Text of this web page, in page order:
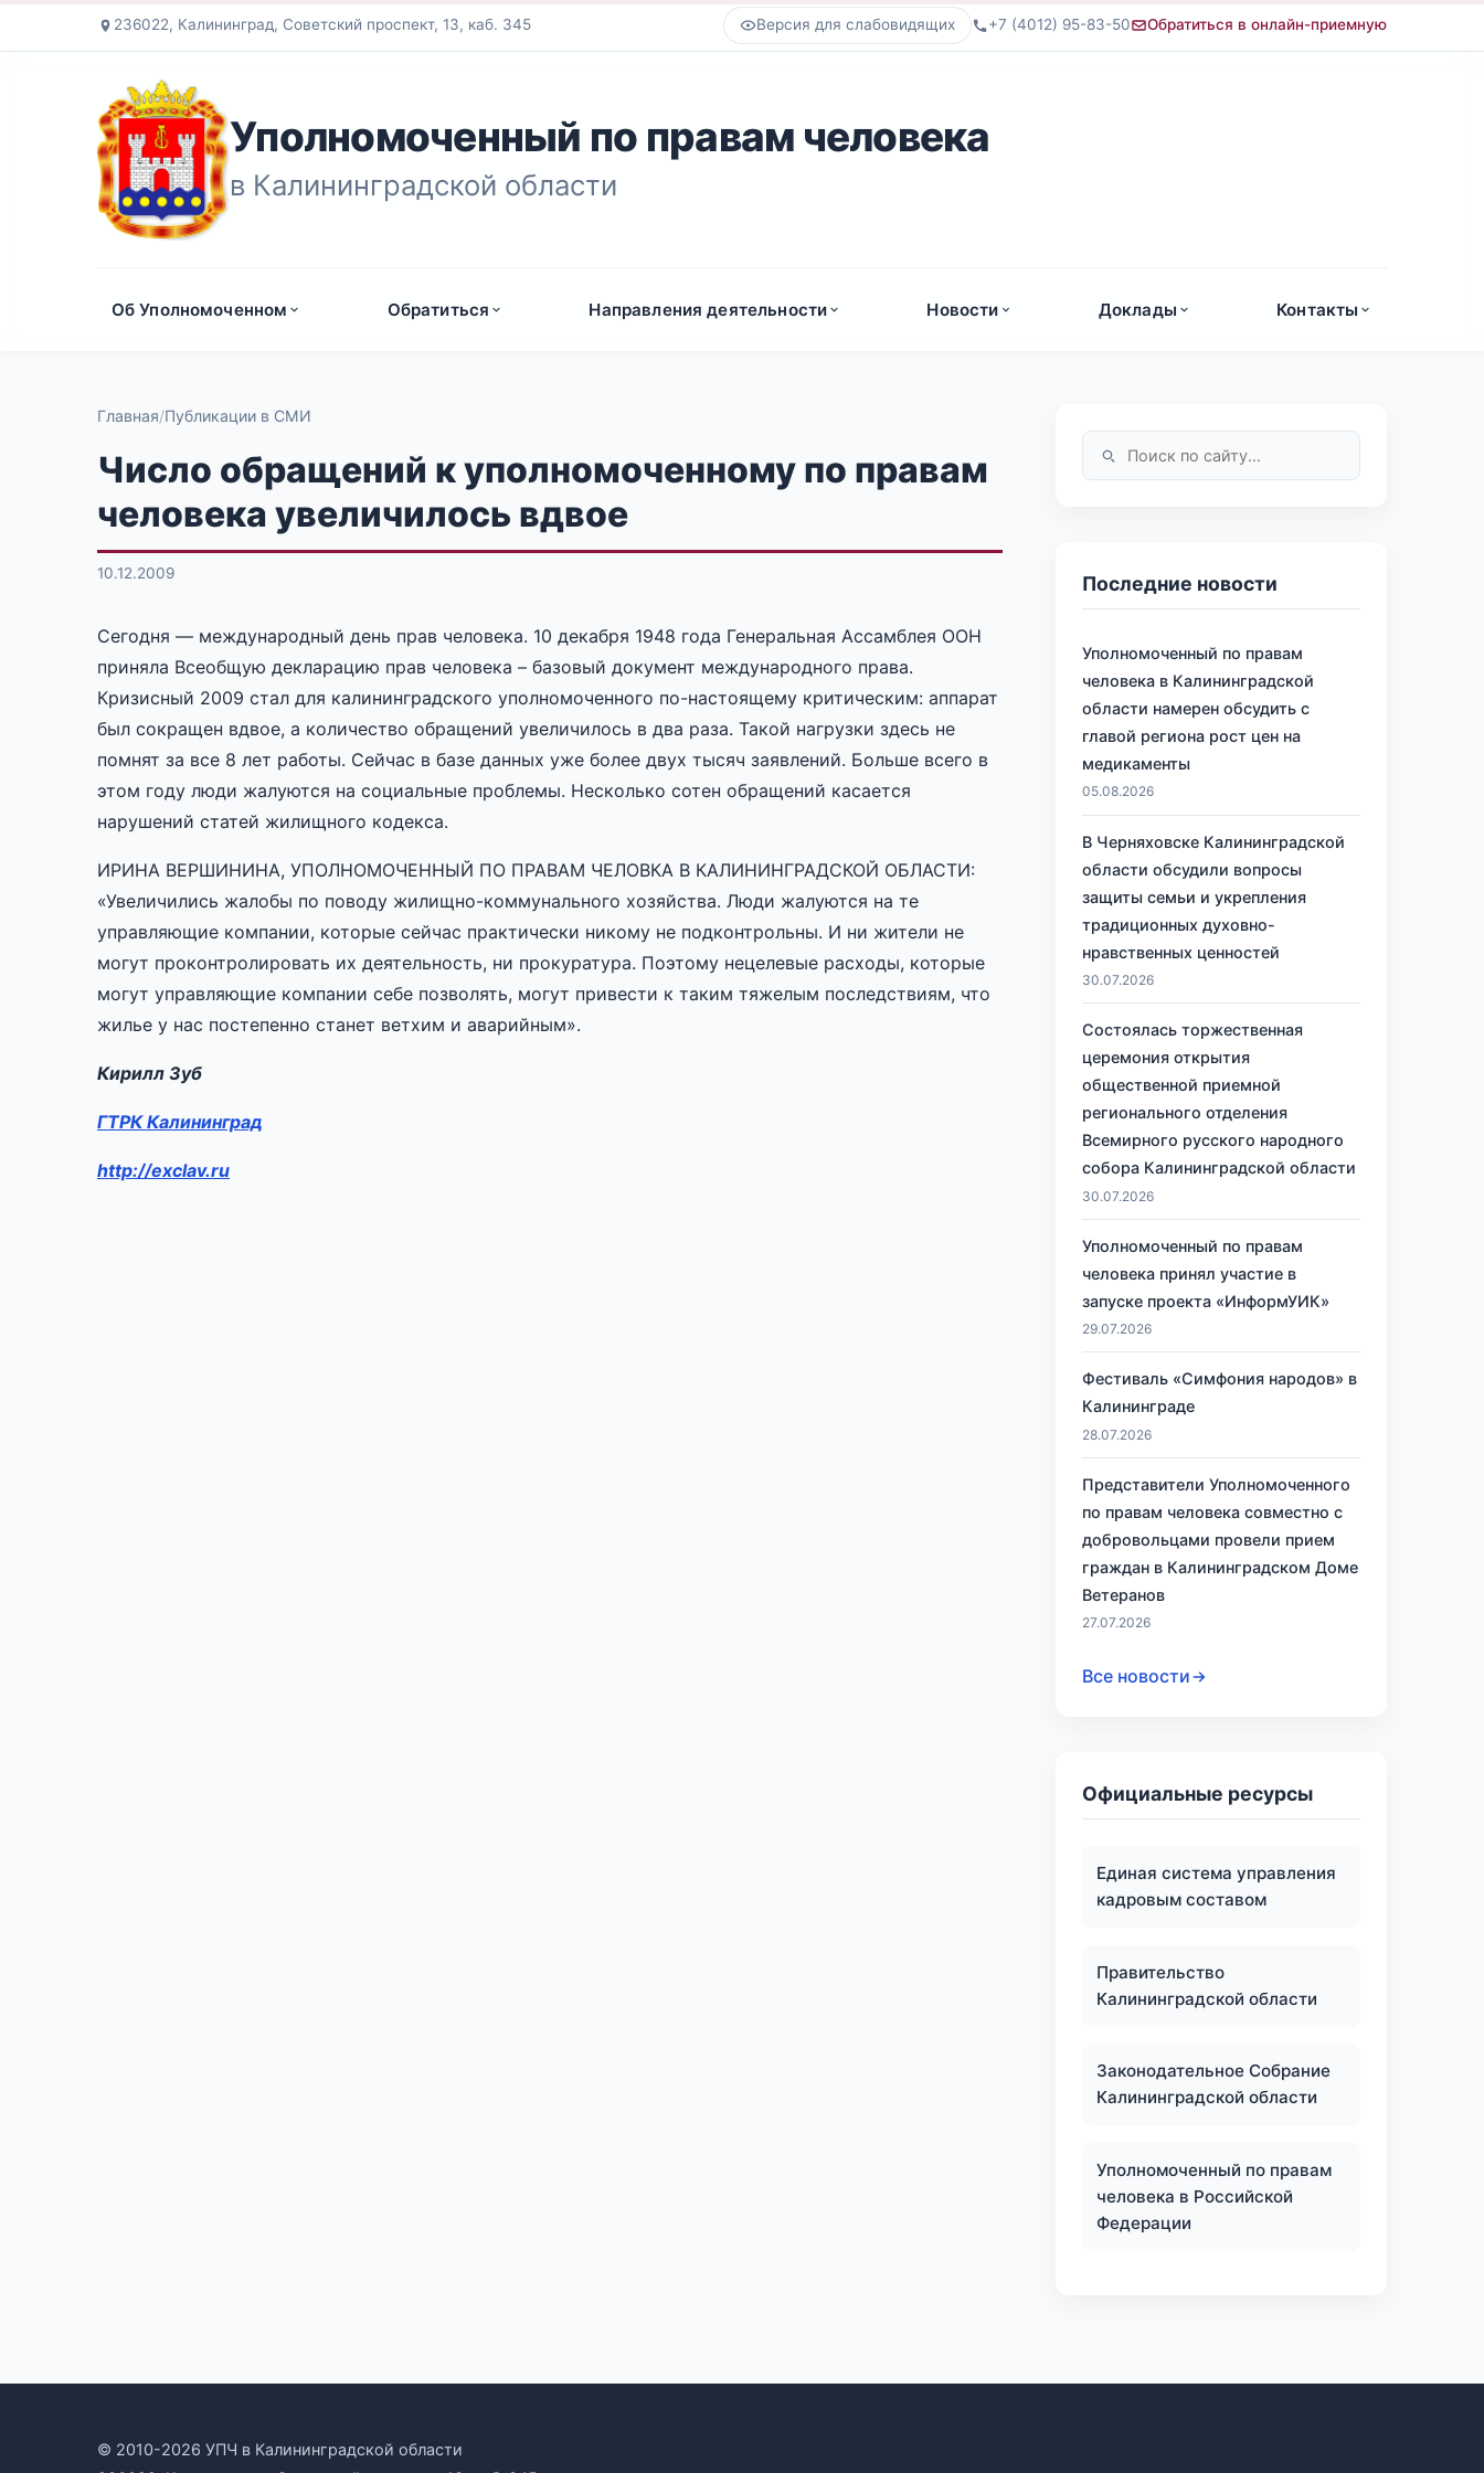
236022, Калининград, Советский проспект, 13, каб. 345 Версия для слабовидящих +7 (4012) 95-83-50 Обратиться в онлайн-приемную
Уполномоченный по правам человека
в Калининградской области
Об Уполномоченном Обратиться Направления деятельности Новости Доклады Контакты
Главная Публикации в СМИ
Число обращений к уполномоченному по правам
человека увеличилось вдвое
10.12.2009
Сегодня — международный день прав человека. 10 декабря 1948 года Генеральная Ассамблея ООН
приняла Всеобщую декларацию прав человека – базовый документ международного права.
Кризисный 2009 стал для калининградского уполномоченного по-настоящему критическим: аппарат
был сокращен вдвое, а количество обращений увеличилось в два раза. Такой нагрузки здесь не
помнят за все 8 лет работы. Сейчас в базе данных уже более двух тысяч заявлений. Больше всего в
этом году люди жалуются на социальные проблемы. Несколько сотен обращений касается
нарушений статей жилищного кодекса.
ИРИНА ВЕРШИНИНА, УПОЛНОМОЧЕННЫЙ ПО ПРАВАМ ЧЕЛОВКА В КАЛИНИНГРАДСКОЙ ОБЛАСТИ:
«Увеличились жалобы по поводу жилищно-коммунального хозяйства. Люди жалуются на те
управляющие компании, которые сейчас практически никому не подконтрольны. И ни жители не
могут проконтролировать их деятельность, ни прокуратура. Поэтому нецелевые расходы, которые
могут управляющие компании себе позволять, могут привести к таким тяжелым последствиям, что
жилье у нас постепенно станет ветхим и аварийным».
Кирилл Зуб
ГТРК Калининград
http://exclav.ru
Последние новости
Уполномоченный по правам
человека в Калининградской
области намерен обсудить с
главой региона рост цен на
медикаменты
05.08.2026
В Черняховске Калининградской
области обсудили вопросы
защиты семьи и укрепления
традиционных духовно-
нравственных ценностей
30.07.2026
Состоялась торжественная
церемония открытия
общественной приемной
регионального отделения
Всемирного русского народного
собора Калининградской области
30.07.2026
Уполномоченный по правам
человека принял участие в
запуске проекта «ИнформУИК»
29.07.2026
Фестиваль «Симфония народов» в
Калининграде
28.07.2026
Представители Уполномоченного
по правам человека совместно с
добровольцами провели прием
граждан в Калининградском Доме
Ветеранов
27.07.2026
Все новости
Официальные ресурсы
Единая система управления
кадровым составом
Правительство
Калининградской области
Законодательное Собрание
Калининградской области
Уполномоченный по правам
человека в Российской
Федерации
© 2010-2026 УПЧ в Калининградской области